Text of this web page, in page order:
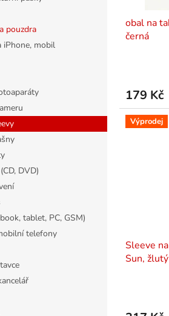
pouzdra
iPhone, mobil
DVD)
tablet, PC, GSM)
telefony
obal na
černá
179 Kč
Výprodej
Sleeve
Sun,